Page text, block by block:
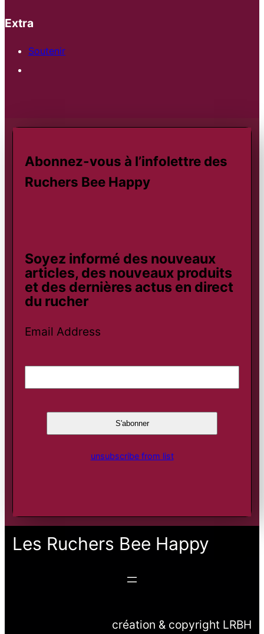
Extra
Soutenir
Abonnez-vous à l’infolettre des
Ruchers Bee Happy
Soyez informé des nouveaux
articles, des nouveaux produits
et des dernières actus en direct
du rucher
Email Address
unsubscribe from list
Les Ruchers Bee Happy
création & copyright LRBH